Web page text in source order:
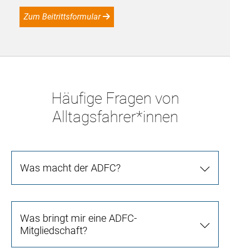
Zum Beitrittsformular
Häufige Fragen von
Alltagsfahrer*innen
Was macht der ADFC?
Was bringt mir eine ADFC-
Mitgliedschaft?